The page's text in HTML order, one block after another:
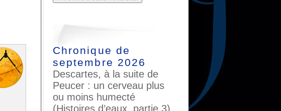
Chronique de
septembre 2026
Descartes, à la suite de
Peucer : un cerveau plus
ou moins humecté
(Histoires d’eaux, partie 3)